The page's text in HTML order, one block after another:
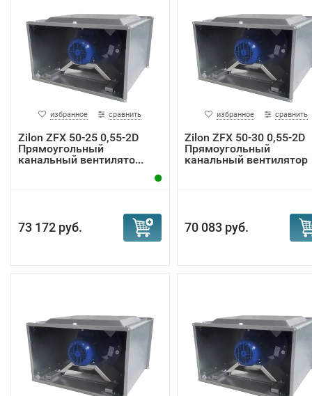
избранное сравнить
Zilon ZFX 50-25 0,55-2D
Прямоугольный
канальный вентилято...
73 172 руб.
избранное сравнить
Zilon ZFX 50-30 0,55-2D
Прямоугольный
канальный вентилятор
70 083 руб.